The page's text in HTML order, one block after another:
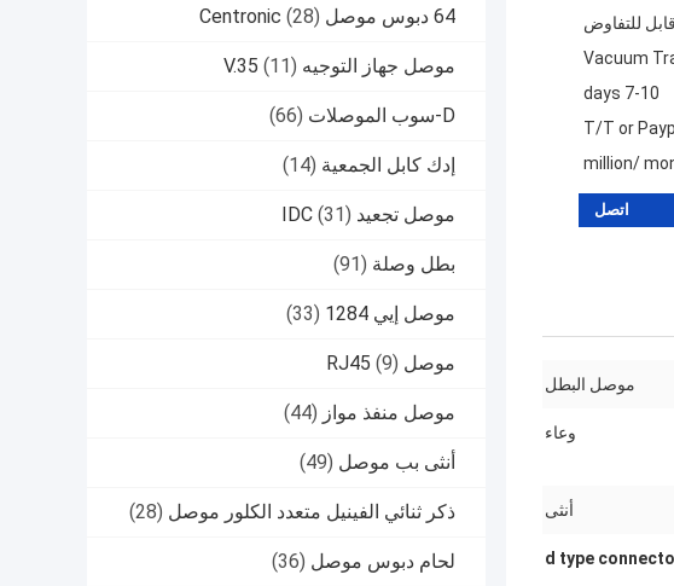
64 دبوس موصل Centronic (28)
موصل جهاز التوجيه V.35 (11)
D-سوب الموصلات (66)
إدك كابل الجمعية (14)
موصل تجعيد IDC (31)
بطل وصلة (91)
موصل إيي 1284 (33)
موصل RJ45 (9)
موصل منفذ مواز (44)
أنثى بب موصل (49)
ذكر ثنائي الفينيل متعدد الكلور موصل (28)
لحام دبوس موصل (36)
قابل للتفاوض
Vacuum
7-10 days
T/T or
اتصل
موصل البطل
وعاء
أنثى
d type